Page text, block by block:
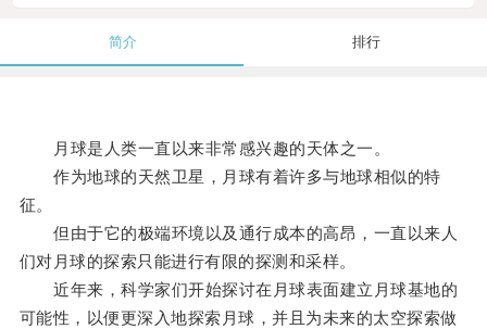
简介 排行
月球是人类一直以来非常感兴趣的天体之一。
作为地球的天然卫星，月球有着许多与地球相似的特
征。
但由于它的极端环境以及通行成本的高昂，一直以来人
们对月球的探索只能进行有限的探测和采样。
近年来，科学家们开始探讨在月球表面建立月球基地的
可能性，以便更深入地探索月球，并且为未来的太空探索做